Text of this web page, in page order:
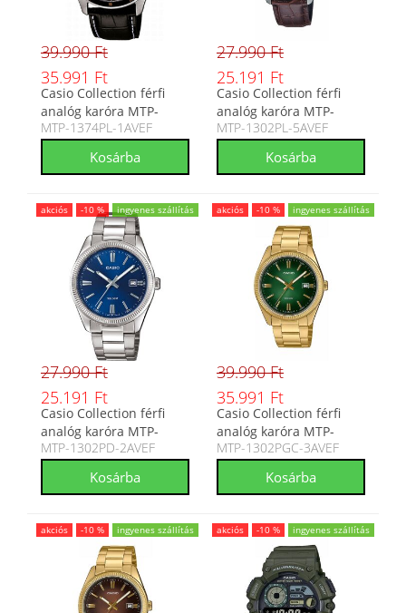
39.990 Ft
35.991 Ft
Casio Collection férfi
analóg karóra MTP-
1374PL-1AVEF
MTP-1374PL-1AVEF
27.990 Ft
25.191 Ft
Casio Collection férfi
analóg karóra MTP-
1302PL-5AVEF
MTP-1302PL-5AVEF
akciós -10 % ingyenes szállítás
27.990 Ft
25.191 Ft
Casio Collection férfi
analóg karóra MTP-
1302PD-2AVEF
MTP-1302PD-2AVEF
akciós -10 % ingyenes szállítás
39.990 Ft
35.991 Ft
Casio Collection férfi
analóg karóra MTP-
1302PGC-3AVEF
MTP-1302PGC-3AVEF
akciós -10 % ingyenes szállítás akciós -10 % ingyenes szállítás